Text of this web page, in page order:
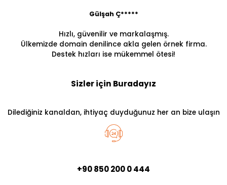
Gülşah Ç*****
Hızlı, güvenilir ve markalaşmış.
Ülkemizde domain denilince akla gelen örnek firma.
Destek hızları ise mükemmel ötesi!
Sizler için Buradayız
Dilediğiniz kanaldan, ihtiyaç duyduğunuz her an bize ulaşın
+90 850 200 0 444